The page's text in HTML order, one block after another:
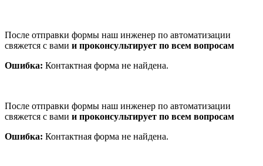
После отправки формы наш инженер по автоматизации
свяжется с вами и проконсультирует по всем вопросам
Ошибка: Контактная форма не найдена.
После отправки формы наш инженер по автоматизации
свяжется с вами и проконсультирует по всем вопросам
Ошибка: Контактная форма не найдена.